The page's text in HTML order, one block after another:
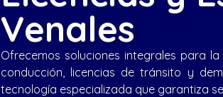
Venales
Ofrecemos soluciones integrales para
conducción, licencias de tránsito y
tecnología especializada que garantiza